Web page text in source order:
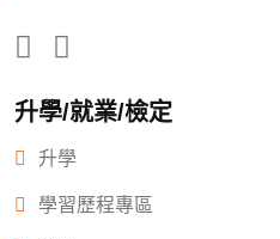
升學/就業/檢定
升學
學習歷程專區